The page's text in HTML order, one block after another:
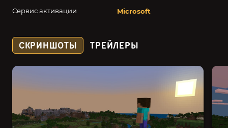
Сервис активации Microsoft
СКРИНШОТЫ ТРЕЙЛЕРЫ